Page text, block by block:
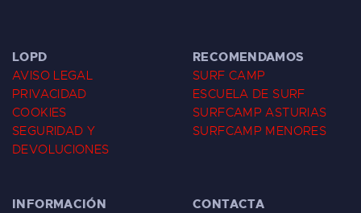
LOPD
AVISO LEGAL
PRIVACIDAD
COOKIES
SEGURIDAD Y
DEVOLUCIONES
RECOMENDAMOS
SURF CAMP
ESCUELA DE SURF
SURFCAMP ASTURIAS
SURFCAMP MENORES
INFORMACIÓN CONTACTA